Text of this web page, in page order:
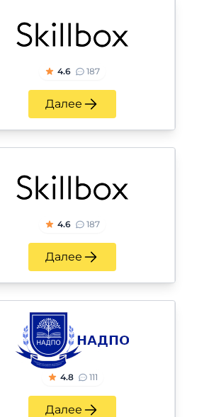
4.6 187
Далее
4.6 187
Далее
4.8 111
Далее